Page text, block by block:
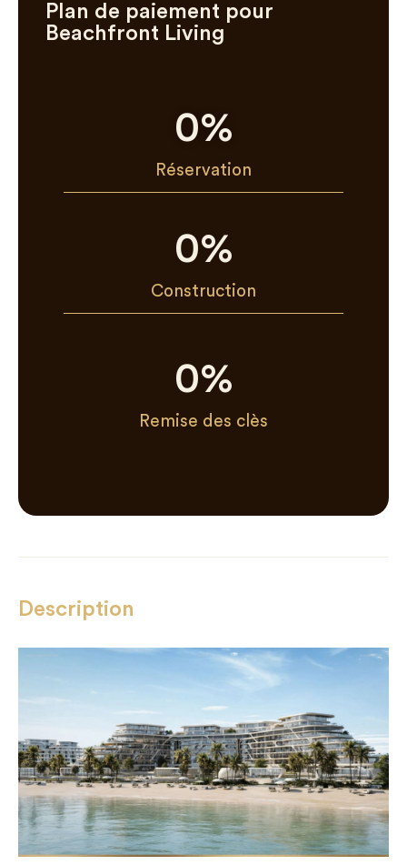
Plan de paiement pour
Beachfront Living
Réservation
0%
Construction
0%
Remise des clès
0%
Description